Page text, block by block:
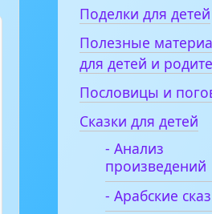
Поделки для детей
Полезные
для детей и
Пословицы и
Сказки для детей
- Анализ
произведений
- Арабские